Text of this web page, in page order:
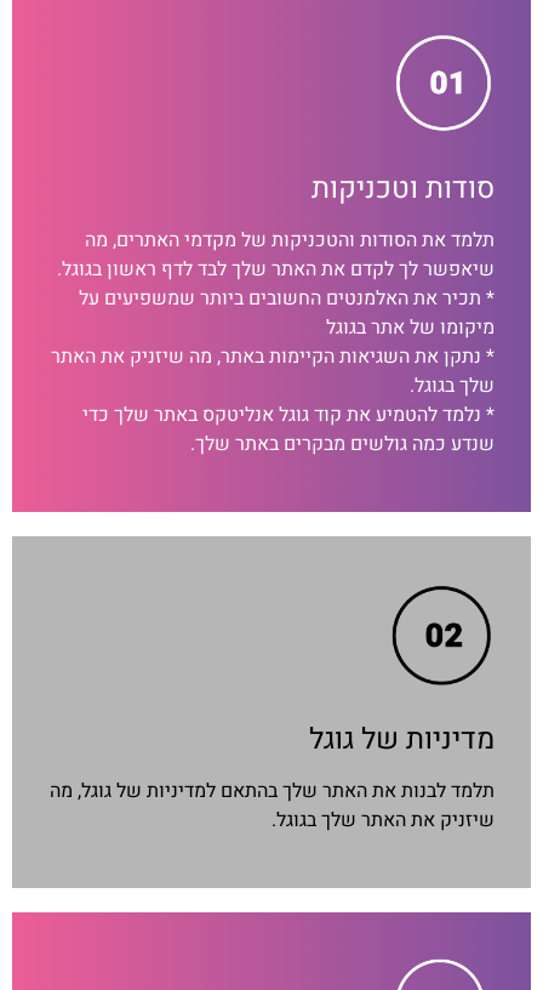
סודות וטכניקות
תלמד את הסודות והטכניקות של מקדמי האתרים, מה
שיאפשר לך לקדם את האתר שלך לבד לדף ראשון בגוגל.
* תכיר את האלמנטים החשובים ביותר שמשפיעים על
מיקומו של אתר בגוגל
* נתקן את השגיאות הקיימות באתר, מה שיזניק את האתר
שלך בגוגל.
* נלמד להטמיע את קוד גוגל אנליטקס באתר שלך כדי
שנדע כמה גולשים מבקרים באתר שלך.
מדיניות של גוגל
תלמד לבנות את האתר שלך בהתאם למדיניות של גוגל, מה
שיזניק את האתר שלך בגוגל.